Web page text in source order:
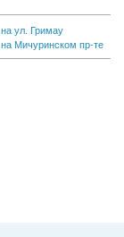
на ул. Гримау
на Мичуринском пр-те